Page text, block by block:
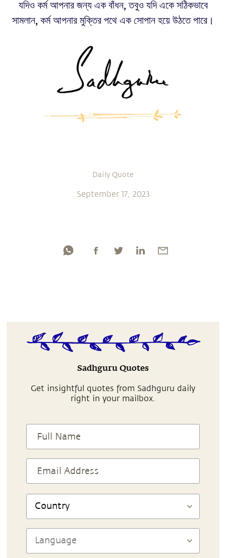
যদিও কর্ম আপনার জন্য এক বাঁধন, তবুও যদি একে সঠিকভাবে
সামলান, কর্ম আপনার মুক্তির পথে এক সোপান হয়ে উঠতে পারে।
Daily Quote
September 17, 2023
Sadhguru Quotes
Get insightful quotes from Sadhguru daily
right in your mailbox.